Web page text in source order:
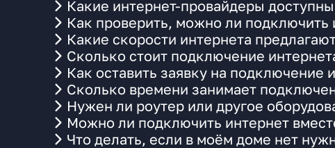
Какие интернет-провайдеры
Как проверить, можно ли подключить
Какие скорости интернета
Сколько стоит подключение
Как оставить заявку на подключение
Сколько времени занимает
Нужен ли роутер или другое
Можно ли подключить интернет
Что делать, если в моём доме нет